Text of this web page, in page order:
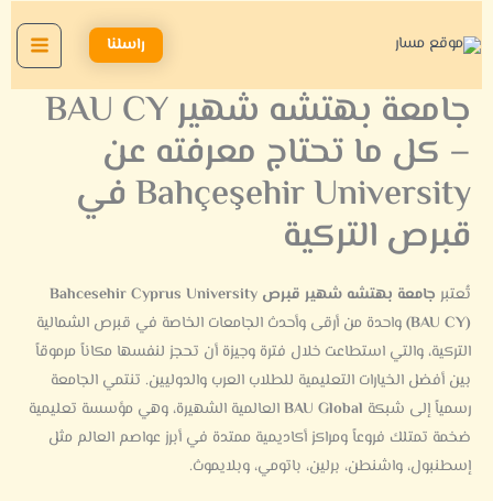
إلى
راسلنا
جامعة بهتشه شهير BAU CY
– كل ما تحتاج معرفته عن
Bahçeşehir University في
قبرص التركية
تُعتبر
جامعة بهتشه شهير قبرص Bahcesehir Cyprus University
(BAU CY)واحدة من أرقى وأحدث الجامعات الخاصة في قبرص الشمالية
التركية، والتي استطاعت خلال فترة وجيزة أن تحجز لنفسها مكاناً مرموقاً
بين أفضل الخيارات التعليمية للطلاب العرب والدوليين. تنتمي الجامعة
رسمياً إلى شبكة BAU Globalالعالمية الشهيرة، وهي مؤسسة تعليمية
ضخمة تمتلك فروعاً ومراكز أكاديمية ممتدة في أبرز عواصم العالم مثل
إسطنبول، واشنطن، برلين، باتومي، وبلايموث.